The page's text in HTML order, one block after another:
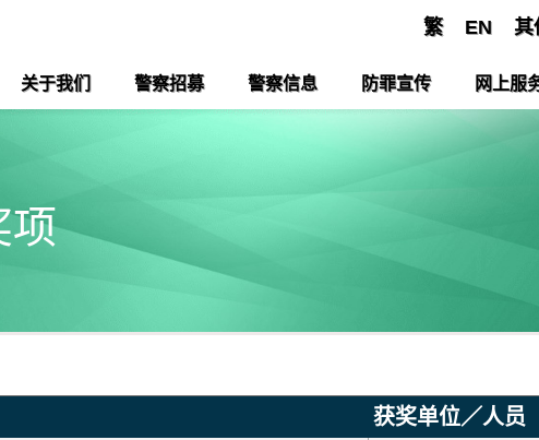
关于我们 警察招募 警察信息 防罪宣传 网上服
繁 EN 其
项
获奖单位／人员